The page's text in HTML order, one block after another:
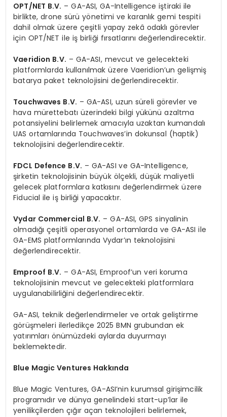
OPT/NET B.V. – GA-ASI, GA-Intelligence iştiraki ile
birlikte, drone sürü yönetimi ve karanlık gemi tespiti
dahil olmak üzere çeşitli yapay zekâ odaklı görevler
için OPT/NET ile iş birliği fırsatlarını değerlendirecektir.
Vaeridion B.V. – GA-ASI, mevcut ve gelecekteki
platformlarda kullanılmak üzere Vaeridion’un gelişmiş
batarya paket teknolojisini değerlendirecektir.
Touchwaves B.V. – GA-ASI, uzun süreli görevler ve
hava mürettebatı üzerindeki bilgi yükünü azaltma
potansiyelini belirlemek amacıyla uzaktan kumandalı
UAS ortamlarında Touchwaves’in dokunsal (haptik)
teknolojisini değerlendirecektir.
FDCL Defence B.V. – GA-ASI ve GA-Intelligence,
şirketin teknolojisinin büyük ölçekli, düşük maliyetli
gelecek platformlara katkısını değerlendirmek üzere
Fiducial ile iş birliği yapacaktır.
Vydar Commercial B.V. – GA-ASI, GPS sinyalinin
olmadığı çeşitli operasyonel ortamlarda ve GA-ASI ile
GA-EMS platformlarında Vydar’ın teknolojisini
değerlendirecektir.
Emproof B.V. – GA-ASI, Emproof’un veri koruma
teknolojisinin mevcut ve gelecekteki platformlara
uygulanabilirliğini değerlendirecektir.
GA-ASI, teknik değerlendirmeler ve ortak geliştirme
görüşmeleri ilerledikçe 2025 BMN grubundan ek
yatırımları önümüzdeki aylarda duyurmayı
beklemektedir.
Blue Magic Ventures Hakkında
Blue Magic Ventures, GA-ASI’nin kurumsal girişimcilik
programıdır ve dünya genelindeki start-up’lar ile
yenilikçilerden çığır açan teknolojileri belirlemek,